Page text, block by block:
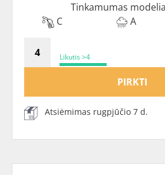
Tinkamumas
C
A
Likutis >4
PIRKTI
Atsiėmimas rugpjūčio 7 d.